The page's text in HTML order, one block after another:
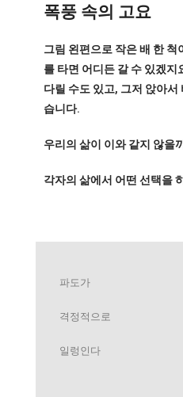
폭풍 속의 고요
그림 왼편으로 작은 배 한 척
를 타면 어디든 갈 수 있겠지
다릴 수도 있고, 그저 앉아서
습니다.
우리의 삶이 이와 같지 않을
각자의 삶에서 어떤 선택을
파도가
격정적으로
일렁인다